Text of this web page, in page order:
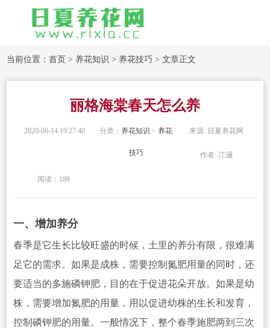
当前位置：首页 > 养花知识 > 养花技巧 > 文章正文
丽格海棠春天怎么养
2020-06-14 19:27:40 分类： 养花知识 > 养花
技巧
来源: 日夏养花网
作者: 江灏
阅读：188
一、增加养分
春季是它生长比较旺盛的时候，土里的养分有限，很难满
足它的需求。如果是成株，需要控制氮肥用量的同时，还
要适当的多施磷钾肥，目的在于促进花朵开放。如果是幼
株，需要增加氮肥的用量，用以促进幼株的生长和发育，
控制磷钾肥的用量。一般情况下，整个春季施肥两到三次